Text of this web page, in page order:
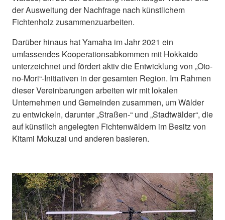
der Ausweitung der Nachfrage nach künstlichem
Fichtenholz zusammenzuarbeiten.
Darüber hinaus hat Yamaha im Jahr 2021 ein
umfassendes Kooperationsabkommen mit Hokkaido
unterzeichnet und fördert aktiv die Entwicklung von „Oto-
no-Mori“-Initiativen in der gesamten Region. Im Rahmen
dieser Vereinbarungen arbeiten wir mit lokalen
Unternehmen und Gemeinden zusammen, um Wälder
zu entwickeln, darunter „Straßen-“ und „Stadtwälder“, die
auf künstlich angelegten Fichtenwäldern im Besitz von
Kitami Mokuzai und anderen basieren.